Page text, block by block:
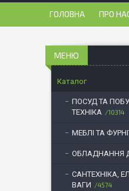
ГОЛОВНА ПРО
Каталог
ПОСУД ТА
ТЕХНІКА
10314
МЕБЛІ ТА
ОБЛАДНАННЯ
САНТЕХНІКА,
ВАГИ
4574